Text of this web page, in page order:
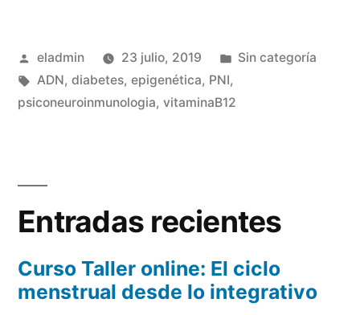
Epigenética»
Publicado
por
eladmin 23 julio, 2019
Publicado
Sin categoría
Etiquetas:
ADN, diabetes, epigenética, PNI,
psiconeuroinmunologia, vitaminaB12
Entradas recientes
Curso Taller online: El ciclo
menstrual desde lo integrativo